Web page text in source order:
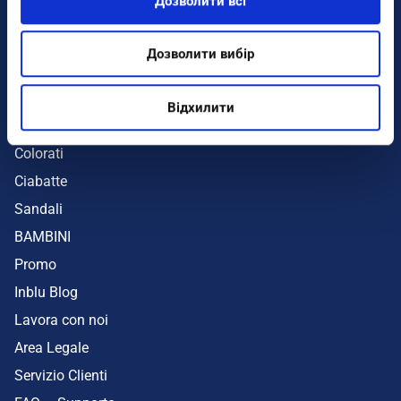
Дозволити вибір
Відхилити
UOMO
Colorati
Ciabatte
Sandali
BAMBINI
Promo
Inblu Blog
Lavora con noi
Area Legale
Servizio Clienti